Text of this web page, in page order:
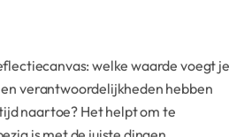
welke waarde voegt je
verantwoordelijkheden hebben
naartoe? Het helpt om te